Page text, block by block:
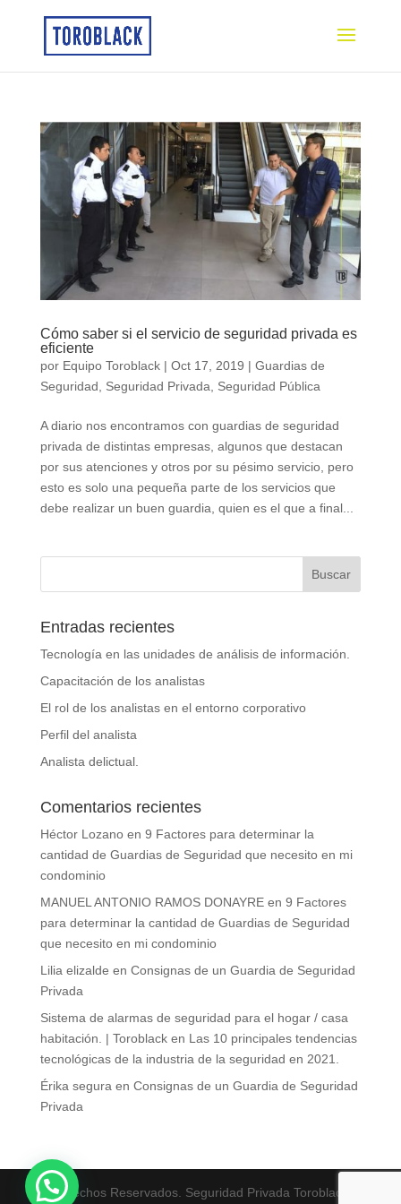
Cómo saber si el servicio de seguridad privada es
eficiente
por Equipo Toroblack| Oct 17, 2019 | Guardias de
Seguridad, Seguridad Privada, Seguridad Pública
A diario nos encontramos con guardias de seguridad
privada de distintas empresas, algunos que destacan
por sus atenciones y otros por su pésimo servicio, pero
esto es solo una pequeña parte de los servicios que
debe realizar un buen guardia, quien es el que a final...
Entradas recientes
Tecnología en las unidades de análisis de información.
Capacitación de los analistas
El rol de los analistas en el entorno corporativo
Perfil del analista
Analista delictual.
Comentarios recientes
Héctor Lozanoen 9 Factores para determinar la
cantidad de Guardias de Seguridad que necesito en mi
condominio
MANUEL ANTONIO RAMOS DONAYREen 9 Factores
para determinar la cantidad de Guardias de Seguridad
que necesito en mi condominio
Lilia elizalde en Consignas de un Guardia de Seguridad
Privada
Sistema de alarmas de seguridad para el hogar / casa
habitación. | Toroblacken Las 10 principales tendencias
tecnológicas de la industria de la seguridad en 2021.
Érika seguraen Consignas de un Guardia de Seguridad
Privada
Derechos Reservados. Seguridad Privada Toroblack